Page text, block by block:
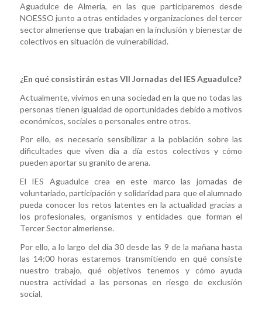
Aguadulce de Almería, en las que participaremos desde
NOESSO junto a otras entidades y organizaciones del tercer
sector almeriense que trabajan en la inclusión y bienestar de
colectivos en situación de vulnerabilidad.
¿En qué consistirán estas VII Jornadas del IES Aguadulce?
Actualmente, vivimos en una sociedad en la que no todas las
personas tienen igualdad de oportunidades debido a motivos
económicos, sociales o personales entre otros.
Por ello, es necesario sensibilizar a la población sobre las
dificultades que viven día a día estos colectivos y cómo
pueden aportar su granito de arena.
El IES Aguadulce crea en este marco las jornadas de
voluntariado, participación y solidaridad para que el alumnado
pueda conocer los retos latentes en la actualidad gracias a
los profesionales, organismos y entidades que forman el
Tercer Sector almeriense.
Por ello, a lo largo del día 30 desde las 9 de la mañana hasta
las 14:00 horas estaremos transmitiendo en qué consiste
nuestro trabajo, qué objetivos tenemos y cómo ayuda
nuestra actividad a las personas en riesgo de exclusión
social.